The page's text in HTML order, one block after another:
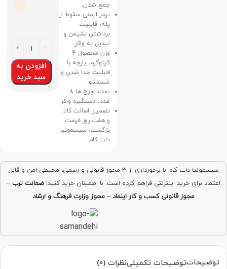
جمع شدن.
ترمز ایمنی سقوط از
پله، قابلیت
برداشتن نشیمن و
تبدیل به واکر.
وزن محصول 4
کیلوگرم، پارچه با
قابلیت جدا شدن و
شستشو.
تعداد چرخ ها 8
عدد، دستگیره واکر.
تضمین اصالت کالا
و هفت روز فرصت
بازگشت، سیسمونیا
دات کام.
افزودن به
سبد خرید
سیسمونیا دات کام با برخورداری از ۳ مجوز قانونی و رسمی، محیطی امن و قابل
اعتماد برای خرید اینترنتی فراهم کرده است. با اطمینان خرید کنید! ضمانت ترب –
مجوز قانونی کسب و کار اینماد – مجوز وزارت فرهنگ و ارشاد
توضیحاتتوضیحات تکمیلینظرات (0)